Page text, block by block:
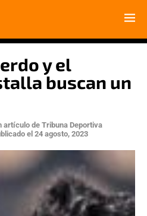
y el
buscan un
artículo de Tribuna Deportiva
el 24 agosto, 2023